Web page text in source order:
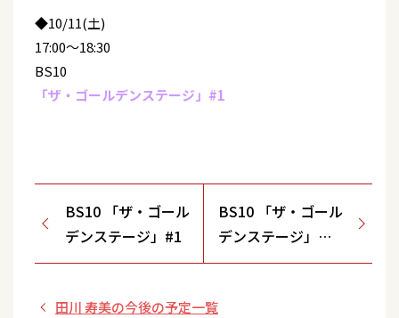
◆10/11(土)
17:00～18:30
BS10
「ザ・ゴールデンステージ」#1
BS10 「ザ・ゴール
デンステージ」#1
BS10 「ザ・ゴール
デンステージ」
#1 ※再放送
田川 寿美の今後の予定一覧